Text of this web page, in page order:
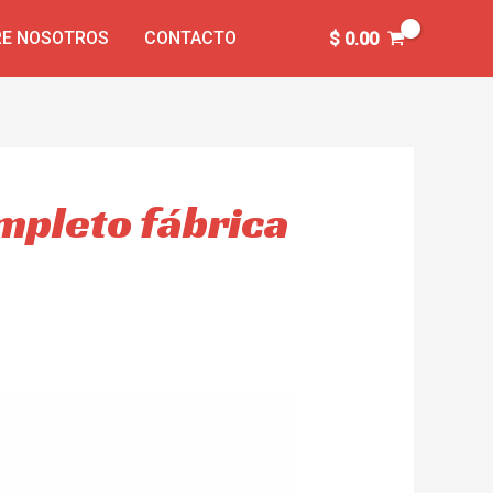
NOSOTROS CONTACTO $0.00
fábrica